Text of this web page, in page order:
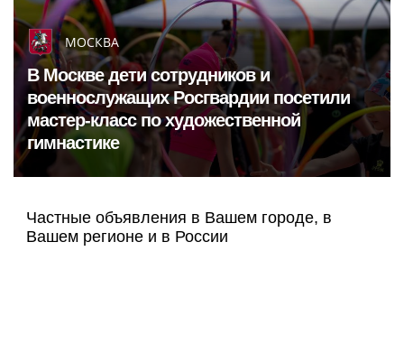
МОСКВА
В Москве дети сотрудников и
военнослужащих Росгвардии посетили
мастер-класс по художественной
гимнастике
Частные объявления в Вашем городе, в
Вашем регионе и в России